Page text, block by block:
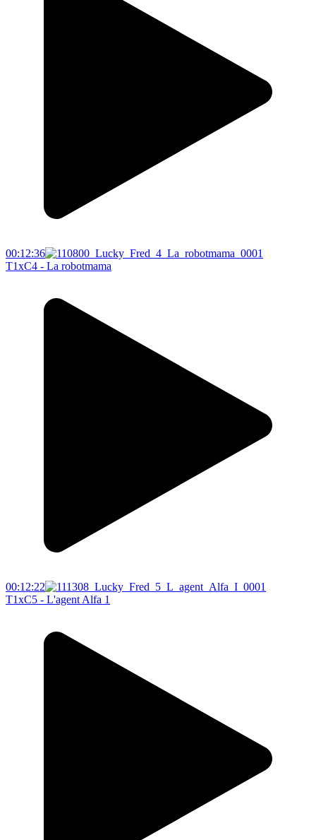
00:12:36
T1xC4 - La robotmama
00:12:22
T1xC5 - L'agent Alfa 1